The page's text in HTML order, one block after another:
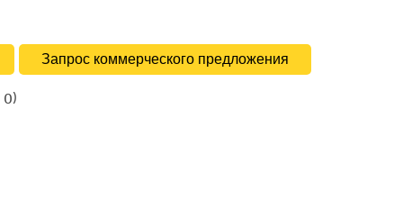
Запрос коммерческого предложения
0)